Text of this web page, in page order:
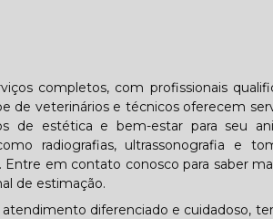
completos, com profissionais
de veterinários e técnicos oferecem
de estética e bem-estar para seu
radiografias, ultrassonografia e
em contato conosco para saber
de estimação.
diferenciado e cuidadoso,